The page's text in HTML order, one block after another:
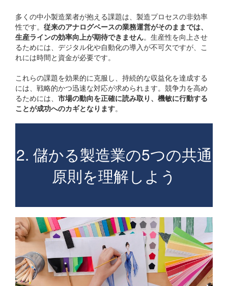
多くの中小製造業者が抱える課題は、製造プロセスの非効率
性です。 従来のアナログベースの業務運営がそのままでは、
生産ラインの効率向上が期待できません。生産性を向上させ
るためには、デジタル化や自動化の導入が不可欠ですが、こ
れには時間と資金が必要です。
これらの課題を効果的に克服し、持続的な収益化を達成する
には、戦略的かつ迅速な対応が求められます。競争力を高め
るためには、 市場の動向を正確に読み取り、機敏に行動する
ことが成功へのカギとなります。
2. 儲かる製造業の5つの共通
原則を理解しよう